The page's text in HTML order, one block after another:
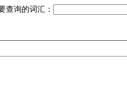
查询的词汇：